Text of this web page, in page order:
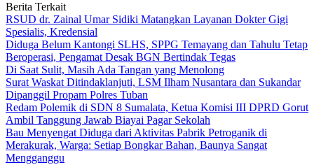
Berita Terkait
RSUD dr. Zainal Umar Sidiki Matangkan Layanan Dokter Gigi
Spesialis, Kredensial
Diduga Belum Kantongi SLHS, SPPG Temayang dan Tahulu Tetap
Beroperasi, Pengamat Desak BGN Bertindak Tegas
Di Saat Sulit, Masih Ada Tangan yang Menolong
Surat Waskat Ditindaklanjuti, LSM Ilham Nusantara dan Sukandar
Dipanggil Propam Polres Tuban
Redam Polemik di SDN 8 Sumalata, Ketua Komisi III DPRD Gorut
Ambil Tanggung Jawab Biayai Pagar Sekolah
Bau Menyengat Diduga dari Aktivitas Pabrik Petroganik di
Merakurak, Warga: Setiap Bongkar Bahan, Baunya Sangat
Mengganggu